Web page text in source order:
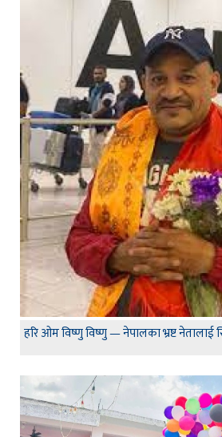
हरि ओम विष्णु विष्णु — नेपालका भ्रष्ट नेतालाई